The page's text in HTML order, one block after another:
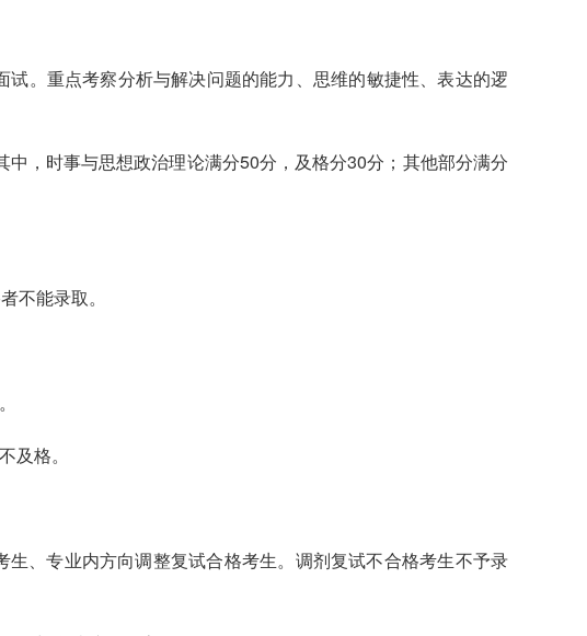
。重点考察分析与解决问题的能力、思维的敏捷性、表达的逻
，时事与思想政治理论满分50分，及格分30分；其他部分满分
不能录取。
及格。
、专业内方向调整复试合格考生。调剂复试不合格考生不予录